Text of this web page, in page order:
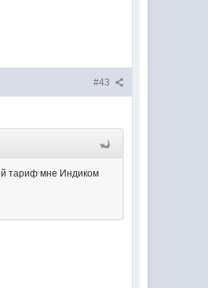
#43
тариф мне Индиком